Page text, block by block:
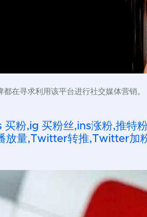
在寻求利用该平台进行社交媒体营销。
买粉,ig 买粉丝,ins涨粉,推
量,Twitter转推,Twitter加